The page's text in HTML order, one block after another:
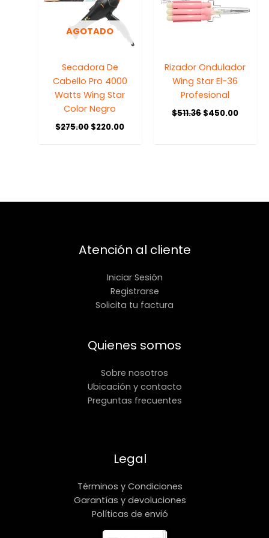
AGOTADO
Secadora De
Cabello Pro 4000
Watts Wing Star
Color Negro
$275.00$220.00
Rizador Ondulador
Wing Star El-36
Profesional
$511.36$450.00
Atención al cliente
Iniciar Sesión
Registrarse
Solicita tu factura
Quienes somos
Sobre nosotros
Ubicación y contacto
Preguntas frecuentes
Legal
Términos y Condiciones
Garantías y devoluciones
Políticas de envió